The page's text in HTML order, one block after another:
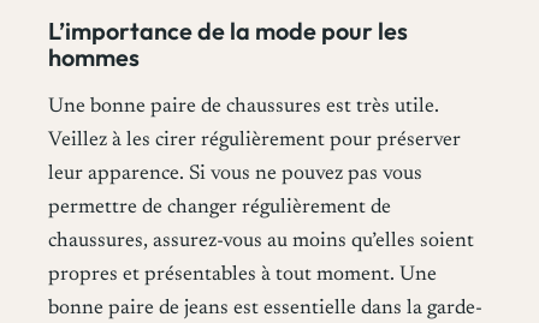
L’importance de la mode pour les
hommes
Une bonne paire de chaussures est très utile.
Veillez à les cirer régulièrement pour préserver
leur apparence. Si vous ne pouvez pas vous
permettre de changer régulièrement de
chaussures, assurez-vous au moins qu’elles soient
propres et présentables à tout moment. Une
bonne paire de jeans est essentielle dans la garde-